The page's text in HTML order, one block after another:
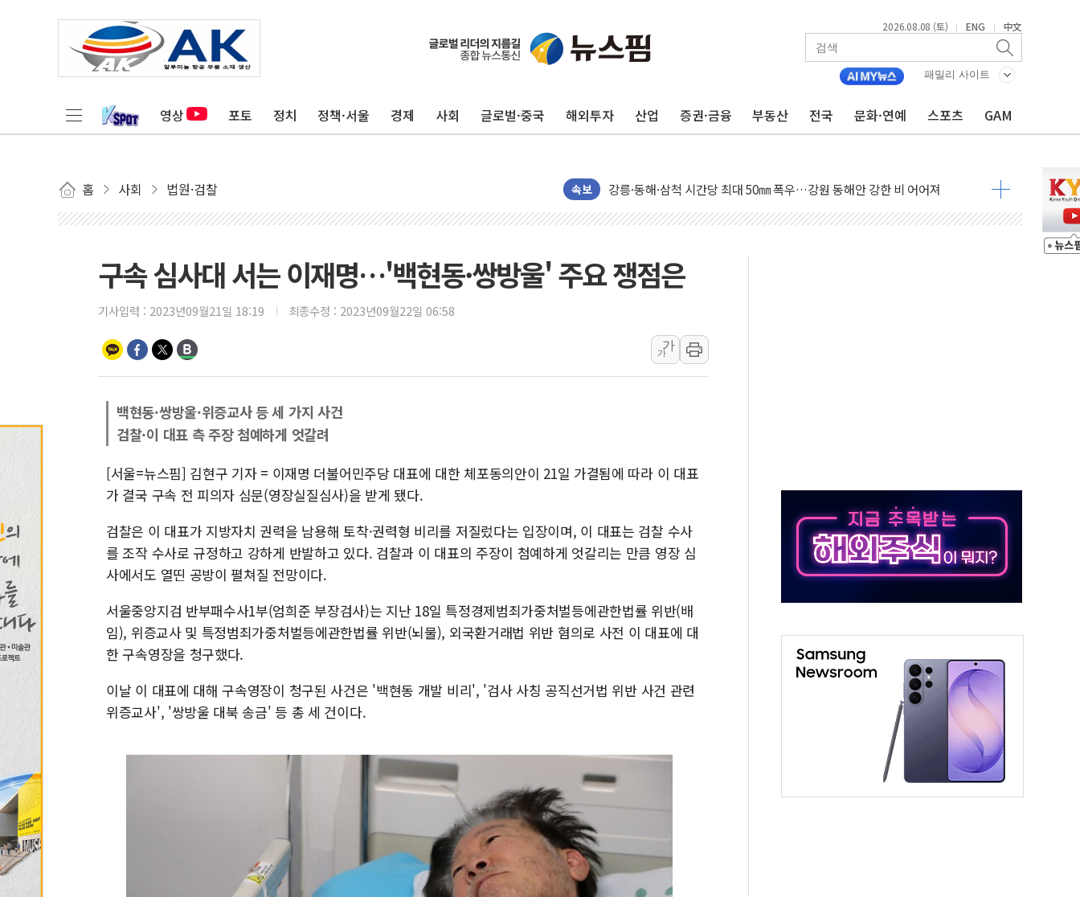
2026.08.08 (토) | ENG | 中文
패밀리 사이트
영상 포토 정치 정책·서울 경제 사회 글로벌·중국 해외투자 산업 증권·금융 부동산 전국 문화·연예 스포츠 GAM
홈 사회 법원·검찰 속보
이번주 국내 주요 금융일정(8.10~8.14)
美, 이란전 출구전략 만지작…공습 한계·탄약 부족 현실화
폐기물 수거하다 참변…60대 환경미화원 수거차에 치여 사망
서울 중랑구 주택가서 흉기 난동…60대 남성 2명 숨져
여수 오동도 인근 해상서 모터보트 전복…1명 사망·1명 실종
추미애, '위안부' 피해자 기림의 날 참석..."국제적 시민 연대로 목소리 내야"
인천서 말다툼 중 어머니 흉기 살해 10대 아들 체포
'화합' 꺼낸 김민석에 '뻔뻔' 받아친 정청래…제주 연설서 신경전 고조
李대통령, ISA 개편 재검토 지시…與 "적극 환영"·野 "졸속 국정"
인제 용대리 계곡서 수위 상승으로 피서객 7명 고립…전원 구조
동해시, 11~14일 '별똥별 멍' 운영…페르세우스 유성우 관측
강원 중·남부 동해안 시간당 50mm 이상 폭우…호우경보 발효
청양 밭에서 일하던 90대 숨져…온열질환 여부 조사
폭염에 車 운전면허 기능시험 오전 집중 편성…체감온도 38도 넘으면 중단
구속 심사대 서는 이재명…'백현동·쌍방울' 주요 쟁점은
기사입력 : 2023년09월21일 18:19 최종수정 : 2023년09월22일 06:58
가
가
백현동·쌍방울·위증교사 등 세 가지 사건
검찰·이 대표 측 주장 첨예하게 엇갈려
[서울=뉴스핌] 김현구 기자 = 이재명 더불어민주당 대표에 대한 체포동의안이 21일 가결됨에 따라 이 대표
가 결국 구속 전 피의자 심문(영장실질심사)을 받게 됐다.
검찰은 이 대표가 지방자치 권력을 남용해 토착·권력형 비리를 저질렀다는 입장이며, 이 대표는 검찰 수사
를 조작 수사로 규정하고 강하게 반발하고 있다. 검찰과 이 대표의 주장이 첨예하게 엇갈리는 만큼 영장 심
사에서도 열띤 공방이 펼쳐질 전망이다.
서울중앙지검 반부패수사1부(엄희준 부장검사)는 지난 18일 특정경제범죄가중처벌등에관한법률 위반(배
임), 위증교사 및 특정범죄가중처벌등에관한법률 위반(뇌물), 외국환거래법 위반 혐의로 사전 이 대표에 대
한 구속영장을 청구했다.
이날 이 대표에 대해 구속영장이 청구된 사건은 '백현동 개발 비리', '검사 사칭 공직선거법 위반 사건 관련
위증교사', '쌍방울 대북 송금' 등 총 세 건이다.